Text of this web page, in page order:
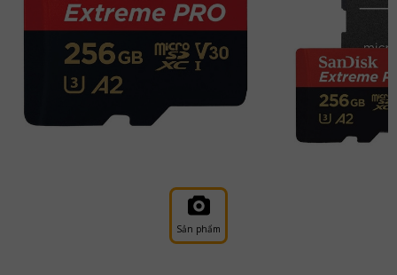
Sản phẩm